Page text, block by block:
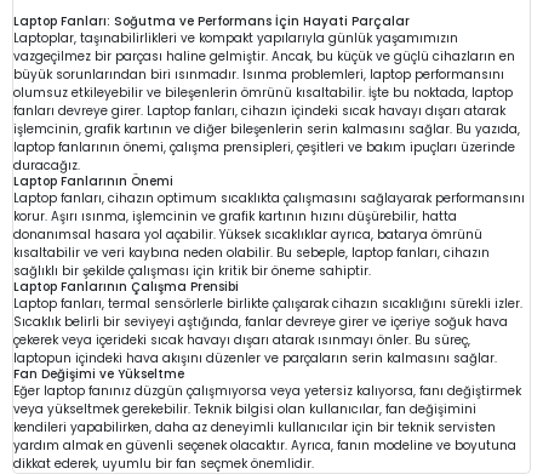
Laptop Fanları: Soğutma ve Performans İçin Hayati Parçalar
Laptoplar, taşınabilirlikleri ve kompakt yapılarıyla günlük yaşamımızın
vazgeçilmez bir parçası haline gelmiştir. Ancak, bu küçük ve güçlü cihazların en
büyük sorunlarından biri ısınmadır. Isınma problemleri, laptop performansını
olumsuz etkileyebilir ve bileşenlerin ömrünü kısaltabilir. İşte bu noktada, laptop
fanları devreye girer. Laptop fanları, cihazın içindeki sıcak havayı dışarı atarak
işlemcinin, grafik kartının ve diğer bileşenlerin serin kalmasını sağlar. Bu yazıda,
laptop fanlarının önemi, çalışma prensipleri, çeşitleri ve bakım ipuçları üzerinde
duracağız.
Laptop Fanlarının Önemi
Laptop fanları, cihazın optimum sıcaklıkta çalışmasını sağlayarak performansını
korur. Aşırı ısınma, işlemcinin ve grafik kartının hızını düşürebilir, hatta
donanımsal hasara yol açabilir. Yüksek sıcaklıklar ayrıca, batarya ömrünü
kısaltabilir ve veri kaybına neden olabilir. Bu sebeple, laptop fanları, cihazın
sağlıklı bir şekilde çalışması için kritik bir öneme sahiptir.
Laptop Fanlarının Çalışma Prensibi
Laptop fanları, termal sensörlerle birlikte çalışarak cihazın sıcaklığını sürekli izler.
Sıcaklık belirli bir seviyeyi aştığında, fanlar devreye girer ve içeriye soğuk hava
çekerek veya içerideki sıcak havayı dışarı atarak ısınmayı önler. Bu süreç,
laptopun içindeki hava akışını düzenler ve parçaların serin kalmasını sağlar.
Fan Değişimi ve Yükseltme
Eğer laptop fanınız düzgün çalışmıyorsa veya yetersiz kalıyorsa, fanı değiştirmek
veya yükseltmek gerekebilir. Teknik bilgisi olan kullanıcılar, fan değişimini
kendileri yapabilirken, daha az deneyimli kullanıcılar için bir teknik servisten
yardım almak en güvenli seçenek olacaktır. Ayrıca, fanın modeline ve boyutuna
dikkat ederek, uyumlu bir fan seçmek önemlidir.